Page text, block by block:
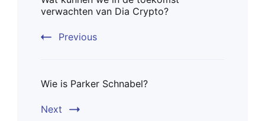
Navigation
verwachten van Dia Crypto?
Previous
Wie is Parker Schnabel?
Next